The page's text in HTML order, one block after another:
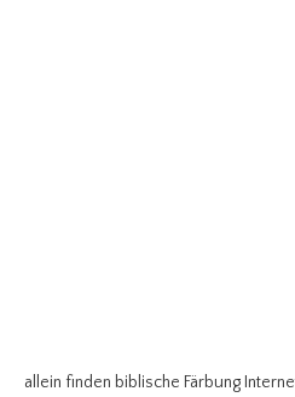
allein finden biblische Färbung